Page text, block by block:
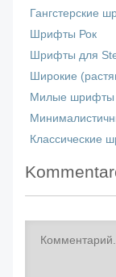
Гангстерские
Шрифты Рок
Шрифты для
Широкие
Милые шрифты
Классические